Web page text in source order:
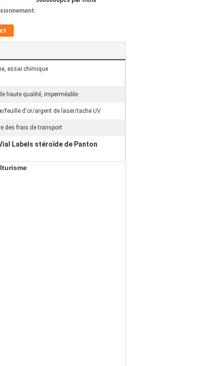
essai chimique
haute qualité, imperméable
feuille d'or/argent de laser/tache UV
des frais de transport
Labels stéroïde de Panton